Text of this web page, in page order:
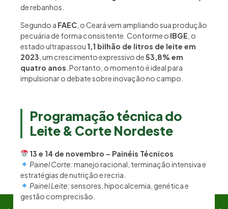
de rebanhos.
Segundo a FAEC , o Ceará vem ampliando sua produção
pecuária de forma consistente. Conforme o IBGE , o
estado ultrapassou 1,1 bilhão de litros de leite em
2023 , um crescimento expressivo de53,8% em
quatro anos . Portanto, o momento é ideal para
impulsionar o debate sobre inovação no campo.
Programação técnica do
Leite & Corte Nordeste
13 e 14 de novembro – Painéis Técnicos
Painel Corte:manejo racional, terminação intensiva e
estratégias de nutrição e recria.
Painel Leite:sensores, hipocalcemia, genética e
gestão com precisão.